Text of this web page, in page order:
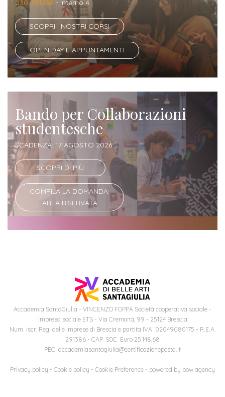
030 383368 - interno 4
SCOPRI I NOSTRI CORSI
OPEN DAY E APPUNTAMENTI
Bando per Collaborazioni
studentesche
SCADENZA: 17 AGOSTO 2026
SCOPRI DI PIÙ
COMPILA LA DOMANDA:
AREA RISERVATA
Accademia SantaGiulia - VINCENZO FOPPA Società cooperativa sociale -
Impresa sociale ETS - Via Cremona, 99 - 25124 Brescia
Num. Iscr. Reg. delle Imprese di Brescia e partita IVA: 02049080175 - R.E.A.
291386 - CAP. SOC. Euro 25.148,68
PEC: accademiasantagiulia@certificazioneposta.it
Privacy policy - Cookie policy - Cookie Preference - powered by bow agency